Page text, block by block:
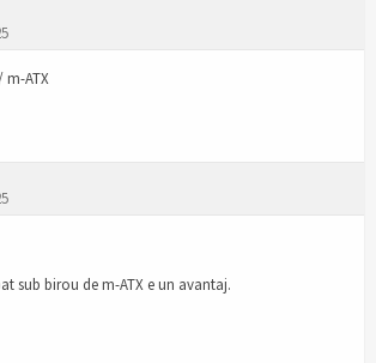
m-ATX
sub birou de m-ATX e un avantaj.